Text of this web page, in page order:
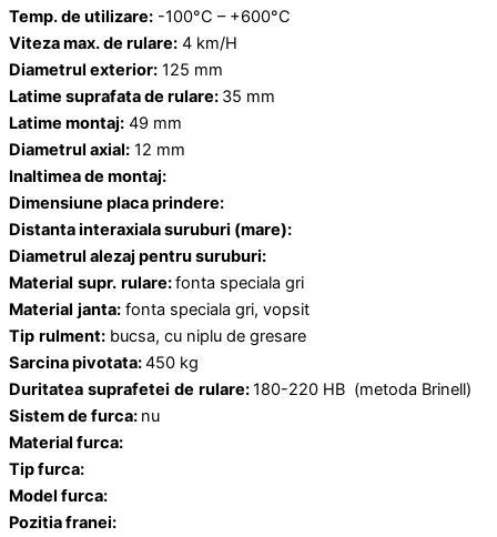
Temp. de utilizare: -100°C – +600°C
Viteza max. de rulare: 4 km/H
Diametrul exterior: 125 mm
Latime suprafata de rulare: 35 mm
Latime montaj: 49 mm
Diametrul axial: 12 mm
Inaltimea de montaj:
Dimensiune placa prindere:
Distanta interaxiala suruburi (mare):
Diametrul alezaj pentru suruburi:
Material supr. rulare:fonta speciala gri
Material janta: fonta speciala gri, vopsit
Tip rulment: bucsa, cu niplu de gresare
Sarcina pivotata:450 kg
Duritatea suprafetei de rulare:180-220 HB (metoda Brinell)
Sistem de furca: nu
Material furca:
Tip furca:
Model furca:
Pozitia franei: